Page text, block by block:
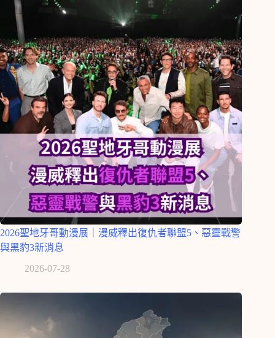
2026聖地牙哥動漫展｜漫威釋出復仇者聯盟5、惡靈戰警
與黑豹3新消息
2026-07-28